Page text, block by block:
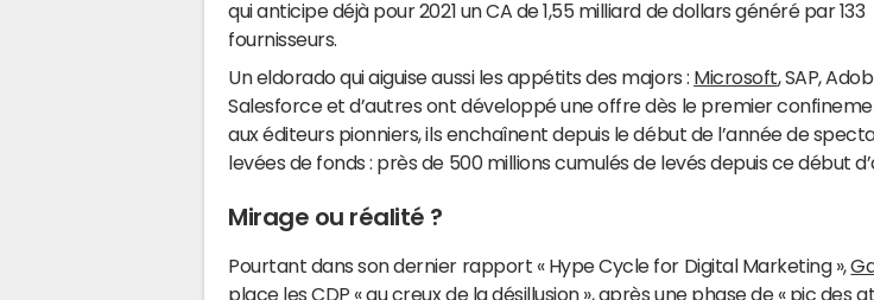
qui anticipe déjà pour 2021 un CA de 1,55 milliard de dollars généré par 133
fournisseurs.
Un eldorado qui aiguise aussi les appétits des majors : Microsoft, SAP,
Salesforce et d’autres ont développé une offre dès le premier
aux éditeurs pionniers, ils enchaînent depuis le début de l’année de
levées de fonds : près de 500 millions cumulés de levés depuis ce début
Mirage ou réalité ?
Pourtant dans son dernier rapport « Hype Cycle for Digital Marketing »,
place les CDP « au creux de la désillusion », après une phase de « pic des